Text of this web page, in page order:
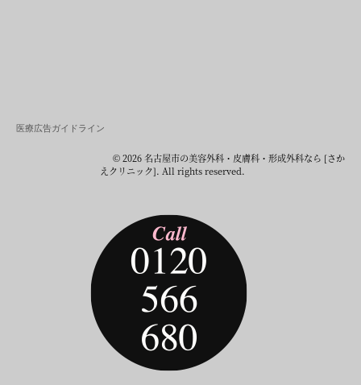
医療広告ガイドライン
© 2026 名古屋市の美容外科・皮膚科・形成外科なら [さか
えクリニック]. All rights reserved.